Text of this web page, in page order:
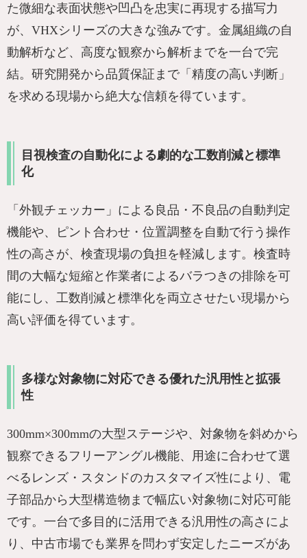
た微細な表面状態や凹凸を忠実に再現する描写力
が、VHXシリーズの大きな強みです。金属組織の自
動解析など、高度な観察から解析までを一台で完
結。研究開発から品質保証まで「精度の高い判断」
を求める現場から絶大な信頼を得ています。
目視検査の自動化による劇的な工数削減と標準
化
「外観チェッカー」による良品・不良品の自動判定
機能や、ピント合わせ・位置調整を自動で行う操作
性の高さが、検査現場の負担を軽減します。検査時
間の大幅な短縮と作業者によるバラつきの排除を可
能にし、工数削減と標準化を両立させたい現場から
高い評価を得ています。
多様な対象物に対応できる優れた汎用性と拡張
性
300mm×300mmの大型ステージや、対象物を斜めから
観察できるフリーアングル機能、用途に合わせて選
べるレンズ・スタンドのカスタマイズ性により、電
子部品から大型構造物まで幅広い対象物に対応可能
です。一台で多目的に活用できる汎用性の高さによ
り、中古市場でも業界を問わず安定したニーズがあ